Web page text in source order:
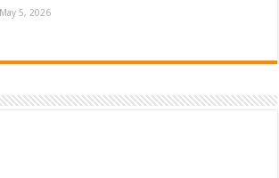
May 5, 2026